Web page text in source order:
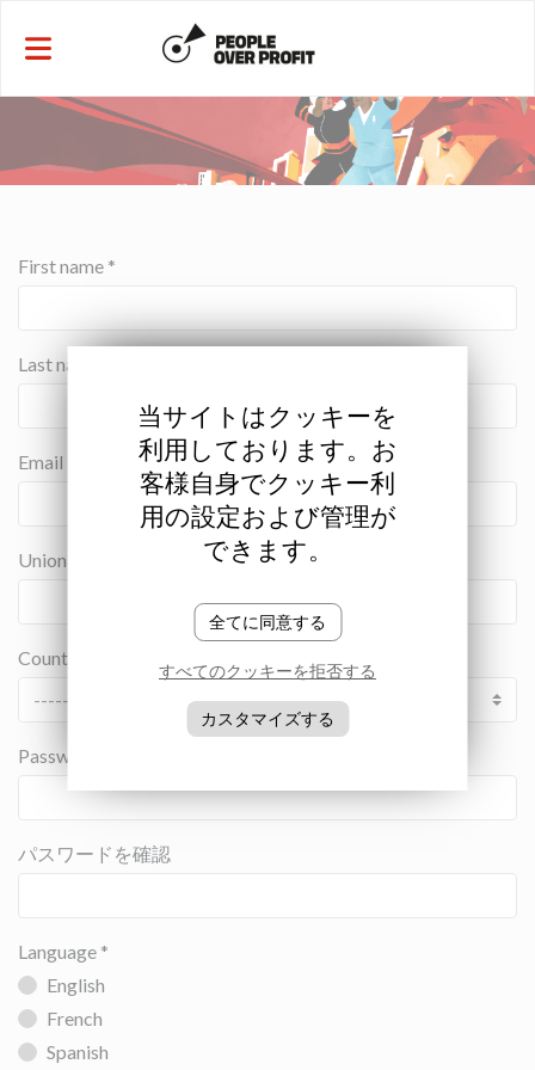
First name *
Last name *
Email *
Union
Country
Password
パスワードを確認
Language *
English
French
Spanish
当サイトはクッキーを
利用しております。お
客様自身でクッキー利
用の設定および管理が
できます。
全てに同意する
すべてのクッキーを拒否する
カスタマイズする